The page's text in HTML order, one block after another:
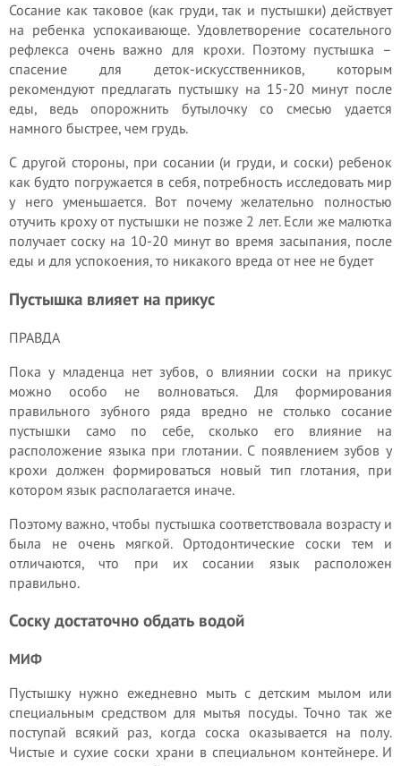
Сосание как таковое (как груди, так и пустышки) действует
на ребенка успокаивающе. Удовлетворение сосательного
рефлекса очень важно для крохи. Поэтому пустышка –
спасение для деток-искусственников, которым
рекомендуют предлагать пустышку на 15-20 минут после
еды, ведь опорожнить бутылочку со смесью удается
намного быстрее, чем грудь.
С другой стороны, при сосании (и груди, и соски) ребенок
как будто погружается в себя, потребность исследовать мир
у него уменьшается. Вот почему желательно полностью
отучить кроху от пустышки не позже 2 лет. Если же малютка
получает соску на 10-20 минут во время засыпания, после
еды и для успокоения, то никакого вреда от нее не будет
Пустышка влияет на прикус
ПРАВДА
Пока у младенца нет зубов, о влиянии соски на прикус
можно особо не волноваться. Для формирования
правильного зубного ряда вредно не столько сосание
пустышки само по себе, сколько его влияние на
расположение языка при глотании. С появлением зубов у
крохи должен формироваться новый тип глотания, при
котором язык располагается иначе.
Поэтому важно, чтобы пустышка соответствовала возрасту и
была не очень мягкой. Ортодонтические соски тем и
отличаются, что при их сосании язык расположен
правильно.
Соску достаточно обдать водой
МИФ
Пустышку нужно ежедневно мыть с детским мылом или
специальным средством для мытья посуды. Точно так же
поступай всякий раз, когда соска оказывается на полу.
Чистые и сухие соски храни в специальном контейнере. И